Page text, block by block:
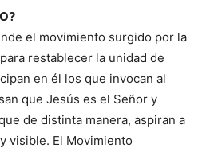
el movimiento surgido por la
restablecer la unidad de
en él los que invocan al
que Jesús es el Señor y
de distinta manera, aspiran a
visible. El Movimiento